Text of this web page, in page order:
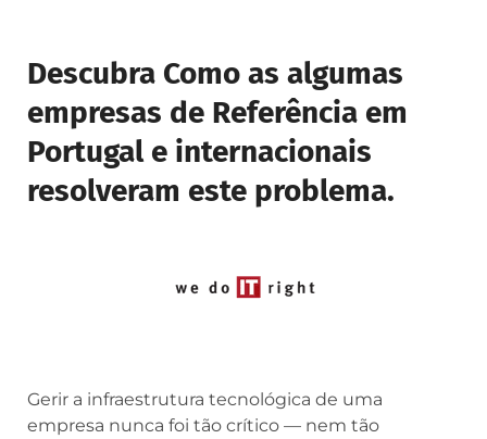
Descubra Como as algumas
empresas de Referência em
Portugal e internacionais
resolveram este problema.
Gerir a infraestrutura tecnológica de uma
empresa nunca foi tão crítico — nem tão